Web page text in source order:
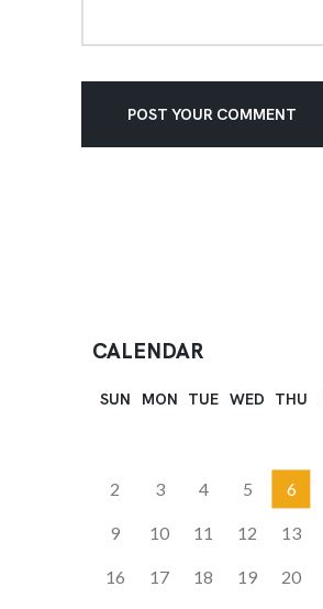
CALENDAR
SUN MON TUE WED THU
2 3 4 5 6
9 10 11 12 13
16 17 18 19 20